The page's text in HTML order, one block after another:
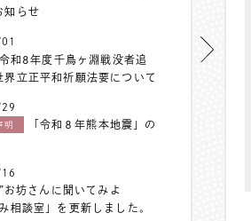
知らせ
令和8年度千鳥ヶ淵戦没者追
界立正平和祈願法要について
明
「令和８年熊本地震」の
”お坊さんに聞いてみよ
相談室」を更新しました。